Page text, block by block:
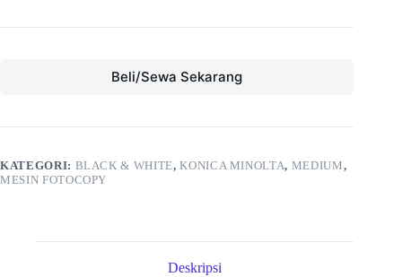
Beli/Sewa Sekarang
KATEGORI: BLACK & WHITE,KONICA MINOLTA, MEDIUM,
MESIN FOTOCOPY
Deskripsi